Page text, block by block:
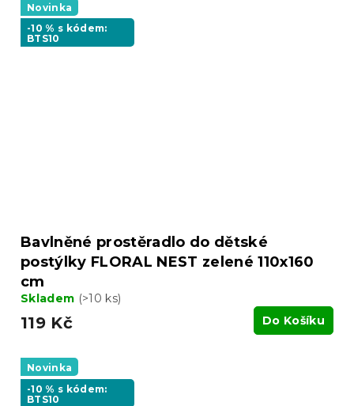
Novinka
-10 % s kódem:
BTS10
Bavlněné prostěradlo do dětské
postýlky FLORAL NEST zelené 110x160
cm
Skladem (>10 ks)
119 Kč Do Košíku
Novinka
-10 % s kódem:
BTS10